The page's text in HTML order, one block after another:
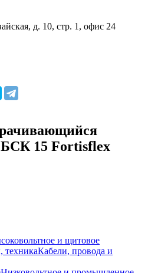
д. 10, стр. 1, офис 24
15 Fortisflex
и щитовое
техникаКабели, провода и